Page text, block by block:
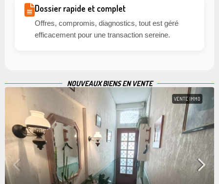
Dossier rapide et complet
Offres, compromis, diagnostics, tout est géré
efficacement pour une transaction sereine.
NOUVEAUX BIENS EN VENTE
VENTE IMMO